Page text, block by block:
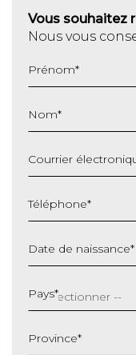
Vous souhaitez
Nous vous
Prénom*
Nom*
Courrier
Téléphone*
Date de naissance*
slash
MM
AAAA
Pays*
Province*